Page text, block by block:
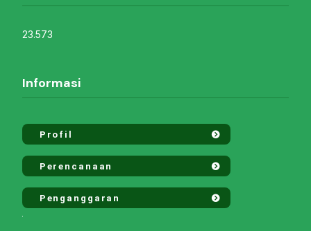
23.573
Informasi
Profil
Perencanaan
Penganggaran